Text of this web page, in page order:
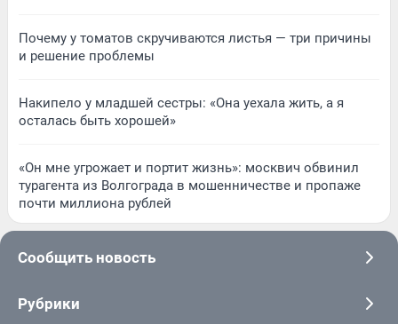
Почему у томатов скручиваются листья — три причины
и решение проблемы
Накипело у младшей сестры: «Она уехала жить, а я
осталась быть хорошей»
«Он мне угрожает и портит жизнь»: москвич обвинил
турагента из Волгограда в мошенничестве и пропаже
почти миллиона рублей
Сообщить новость
Рубрики